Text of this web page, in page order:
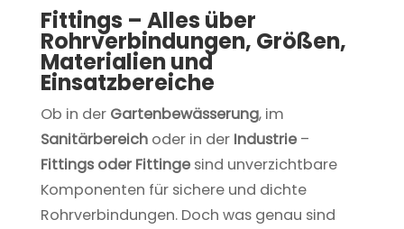
Fittings – Alles über
Rohrverbindungen, Größen,
Materialien und
Einsatzbereiche
Ob in der Gartenbewässerung, im
Sanitärbereichoder in der Industrie–
Fittings oder Fittingesind unverzichtbare
Komponenten für sichere und dichte
Rohrverbindungen. Doch was genau sind